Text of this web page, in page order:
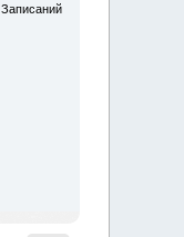
Записаний